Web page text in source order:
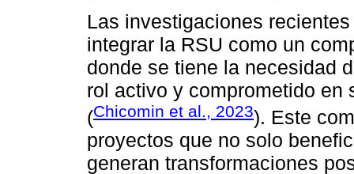
Las investigaciones
integrar la RSU como un
donde se tiene la necesidad
rol activo y comprometido en
(Chicomin et al., 2023). Este
proyectos que no solo
generan transformaciones